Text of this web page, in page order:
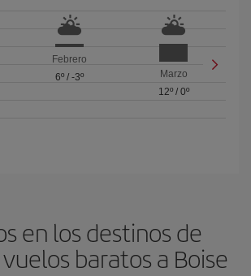
Febrero
6º/ -3º
Marzo
12º/ 0º
en los destinos de
baratos a Boise